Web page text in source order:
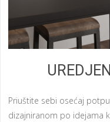
Priuštite sebi osećaj
dizajniranom po idejama